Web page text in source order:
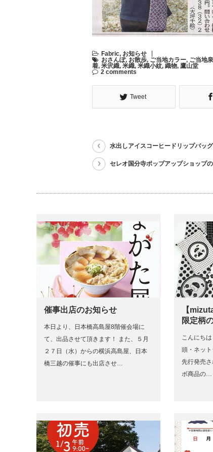
Fabric, お知らせ
おさんぽ, お散歩, ご当地カラー, ご当地
着, 米沢織, 米織, 米織小紋, 織物, 鷹山堂
2 comments
Tweet
水出しアイスコーヒードリップバッ
セレオ国分寺ポップアップショップ
催事出店のお知らせ
本日より、日本橋高島屋8階催会場に
て、出品させて頂きます！ また、５月
２７日（水）からの横浜高島屋、日本
橋三越の催事にも出店させ…
【
限定柄
こんにち
頭・ネッ
先行発売
ボ商品の…